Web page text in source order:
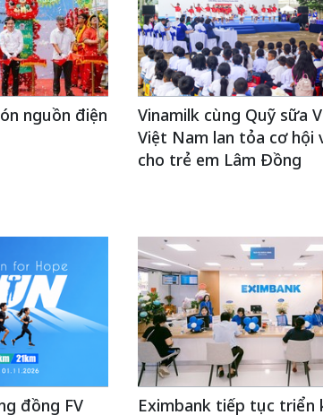
nguồn điện
Vinamilk cùng Quỹ sữa
Việt Nam lan tỏa cơ hội
cho trẻ em Lâm Đồng
đồng FV Eximbank tiếp tục triển